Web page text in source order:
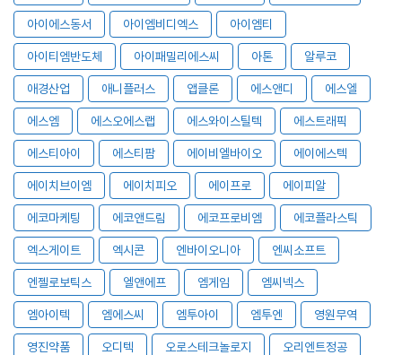
아이에스동서 아이엠비디엑스 아이엠티
아이티엠반도체 아이패밀리에스씨 아톤 알루코
애경산업 애니플러스 앱클론 에스앤디 에스엘
에스엠 에스오에스랩 에스와이스틸텍 에스트래픽
에스티아이 에스티팜 에이비엘바이오 에이에스텍
에이치브이엠 에이치피오 에이프로 에이피알
에코마케팅 에코앤드림 에코프로비엠 에코플라스틱
엑스게이트 엑시콘 엔바이오니아 엔씨소프트
엔젤로보틱스 엘앤에프 엠게임 엠씨넥스
엠아이텍 엠에스씨 엠투아이 엠투엔 영원무역
영진약품 오디텍 오로스테크놀로지 오리엔트정공